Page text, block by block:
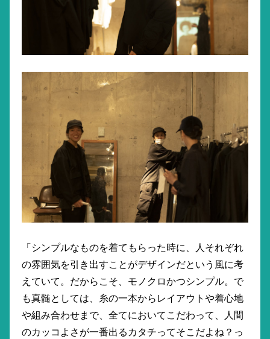
「シンプルなものを着てもらった時に、人それぞれ
の雰囲気を引き出すことがデザインだという風に考
えていて。だからこそ、モノクロかつシンプル。で
も真髄としては、糸の一本からレイアウトや着心地
や組み合わせまで、全てにおいてこだわって、人間
のカッコよさが一番出るカタチってそこだよね？っ